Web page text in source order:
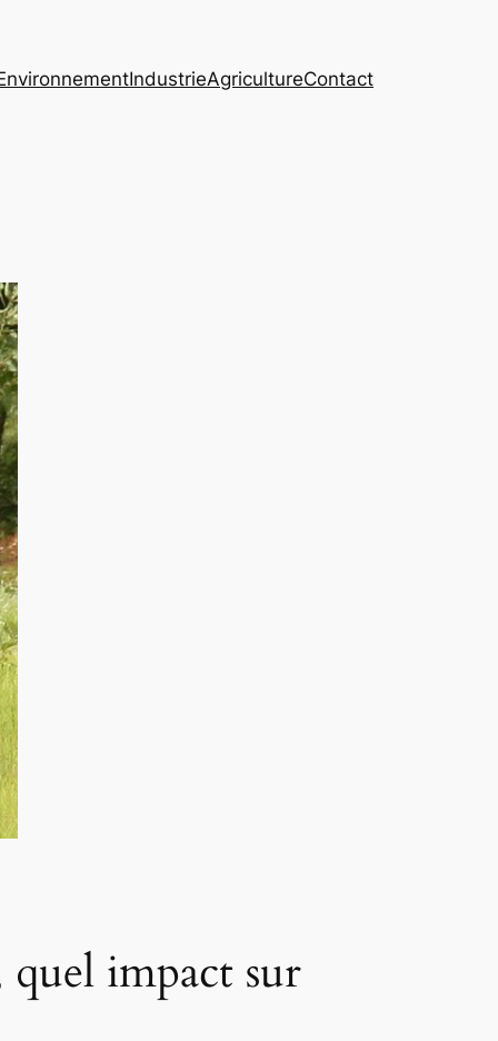
IndustrieAgricultureContact
quel impact sur